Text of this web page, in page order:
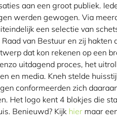
aan een groot publiek.
werden gewogen. Via
een selectie van
Raad van Bestuur en zij
dat kon rekenen op een
uitdagend proces, het
en media. Kneh stelde
conformeerden zich
Het logo kent 4 blokjes die
Benieuwd? Kijk hier maar